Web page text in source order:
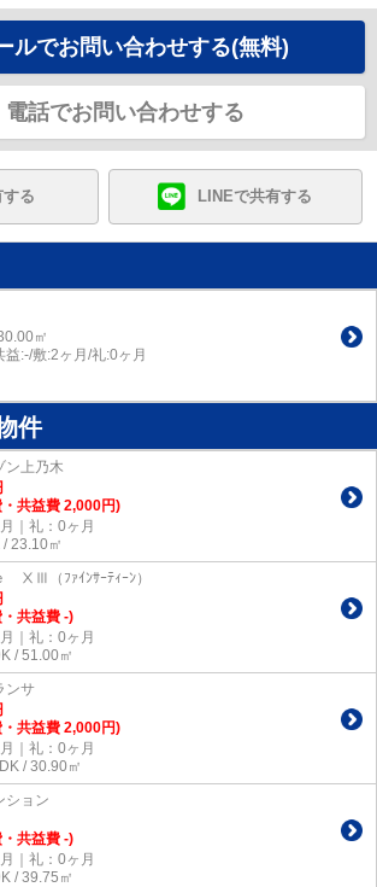
ルでお問い合わせする(無料)
電話でお問い合わせする
る LINEで共有する
㎡
益:-/敷:2ヶ月/礼:0ヶ月
件
ン上乃木
共益費 2,000円)
｜礼：0ヶ月
23.10㎡
ⅩⅢ（ﾌｧｲﾝｻｰﾃｨｰﾝ）
共益費 -)
｜礼：0ヶ月
/ 51.00㎡
ンサ
共益費 2,000円)
｜礼：0ヶ月
/ 30.90㎡
ション
共益費 -)
｜礼：0ヶ月
/ 39.75㎡